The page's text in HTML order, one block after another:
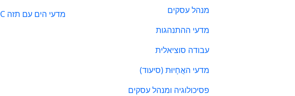
מנהל עסקים
מדעי ההתנהגות
עבודה סוציאלית
מדעי האֲחָיוּת (סיעוד)
פסיכולוגיה ומנהל עסקים
מדעי הים עם תזה MSC